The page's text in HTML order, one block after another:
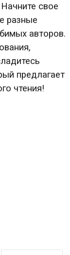
свое
разные
авторов.
предлагает
чтения!